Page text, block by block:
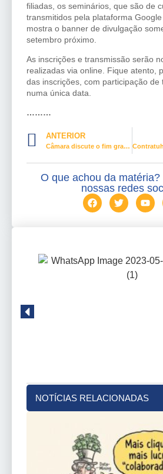
filiadas, os seminários, que são de
transmitidos pela plataforma
mostra o banner de divulgação
setembro próximo.
As inscrições e transmissão serão
realizadas via online. Fique atento,
das inscrições, com participação de
numa única data.
………
ANTERIOR
Câmara discute o fim gradual da desoneração da folha de pagamento
O que achou da
nossas redes
NOTÍCIAS RELACIONADAS